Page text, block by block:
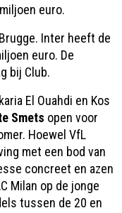
euro.
Inter heeft de
euro. De
bij Club.
El Ouahdi en Kos
Smets open voor
Hoewel VfL
met een bod van
concreet en azen
Milan op de jonge
tussen de 20 en